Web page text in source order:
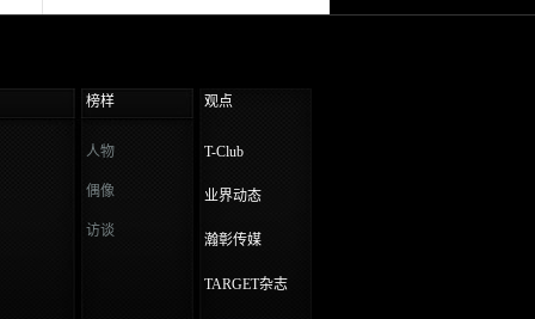
榜样 观点
人物
偶像
访谈
T-Club
业界动态
瀚彰传媒
TARGET杂志